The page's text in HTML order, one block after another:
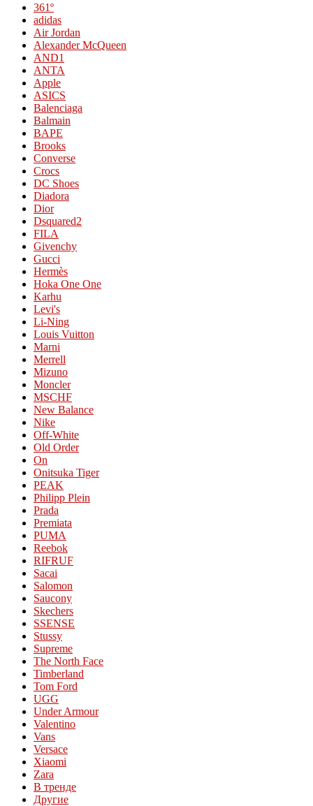
361º
adidas
Air Jordan
Alexander McQueen
AND1
ANTA
Apple
ASICS
Balenciaga
Balmain
BAPE
Brooks
Converse
Crocs
DC Shoes
Diadora
Dior
Dsquared2
FILA
Givenchy
Gucci
Hermès
Hoka One One
Karhu
Levi's
Li-Ning
Louis Vuitton
Marni
Merrell
Mizuno
Moncler
MSCHF
New Balance
Nike
Off-White
Old Order
On
Onitsuka Tiger
PEAK
Philipp Plein
Prada
Premiata
PUMA
Reebok
RIFRUF
Sacai
Salomon
Saucony
Skechers
SSENSE
Stussy
Supreme
The North Face
Timberland
Tom Ford
UGG
Under Armour
Valentino
Vans
Versace
Xiaomi
Zara
В тренде
Другие